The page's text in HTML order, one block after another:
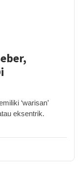
‘warisan’
eksentrik.